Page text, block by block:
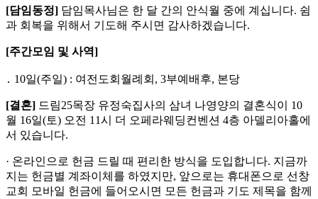
[담임동정] 담임목사님은 한 달 간의 안식월 중에 계십니다. 쉼
과 회복을 위해서 기도해 주시면 감사하겠습니다.
[주간모임 및 사역]
․ 10일(주일) : 여전도회월례회, 3부예배후, 본당
[결혼] 드림25목장 유정숙집사의 삼녀 나영양의 결혼식이 10
월 16일(토) 오전 11시 더 오페라웨딩컨벤션 4층 아델리아홀에
서 있습니다.
· 온라인으로 헌금 드릴 때 편리한 방식을 도입합니다. 지금까
지는 헌금별 계좌이체를 하였지만, 앞으로는 휴대폰으로 선창
교회 모바일 헌금에 들어오시면 모든 헌금과 기도 제목을 함께